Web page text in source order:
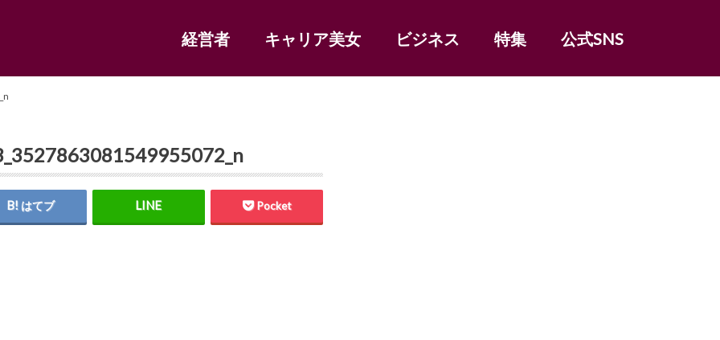
経営者 キャリア美女 ビジネス 特集 公式SNS
はてブ Pocket